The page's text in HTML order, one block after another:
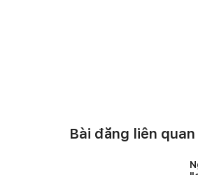
Bài đăng liên quan